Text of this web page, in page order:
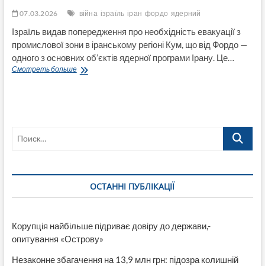
07.03.2026 війна ізраїль іран фордо ядерний
Ізраїль видав попередження про необхідність евакуації з
промислової зони в іранському регіоні Кум, що від Фордо —
одного з основних об’єктів ядерної програми Ірану. Це…
Смотреть большеЦіль
об’єкта
Ірану
Поиск…
ОСТАННІ ПУБЛІКАЦІЇ
Корупція найбільше підриває довіру до держави,-
опитування «Острову»
Незаконне збагачення на 13,9 млн грн: підозра колишній